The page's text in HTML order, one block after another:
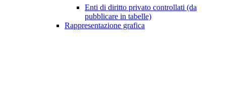
Enti di diritto privato controllati (da
pubblicare in tabelle)
Rappresentazione grafica